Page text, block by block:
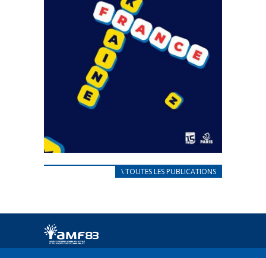
CARNET D’ACCUEIL
Afin d’accompagner au mieux les réfugiés
FEUILLETER
\ TOUTES LES PUBLICATIONS